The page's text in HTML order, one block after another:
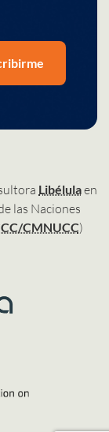
Libélulaen
las Naciones
CMNUCC)